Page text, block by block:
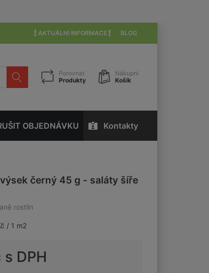
AKTUÁLNÍ INFORMACE BLOG
Porovnat
Produkty
Nákupní
Košík
OBJEDNÁVKU Kontakty
černý 45 g - saláty šíře
rostlin
/ 1 m2
DPH